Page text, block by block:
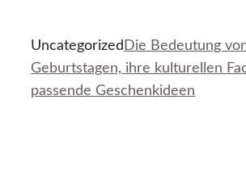
Uncategorized Die Bedeutung
Geburtstagen, ihre kulturellen
passende Geschenkideen